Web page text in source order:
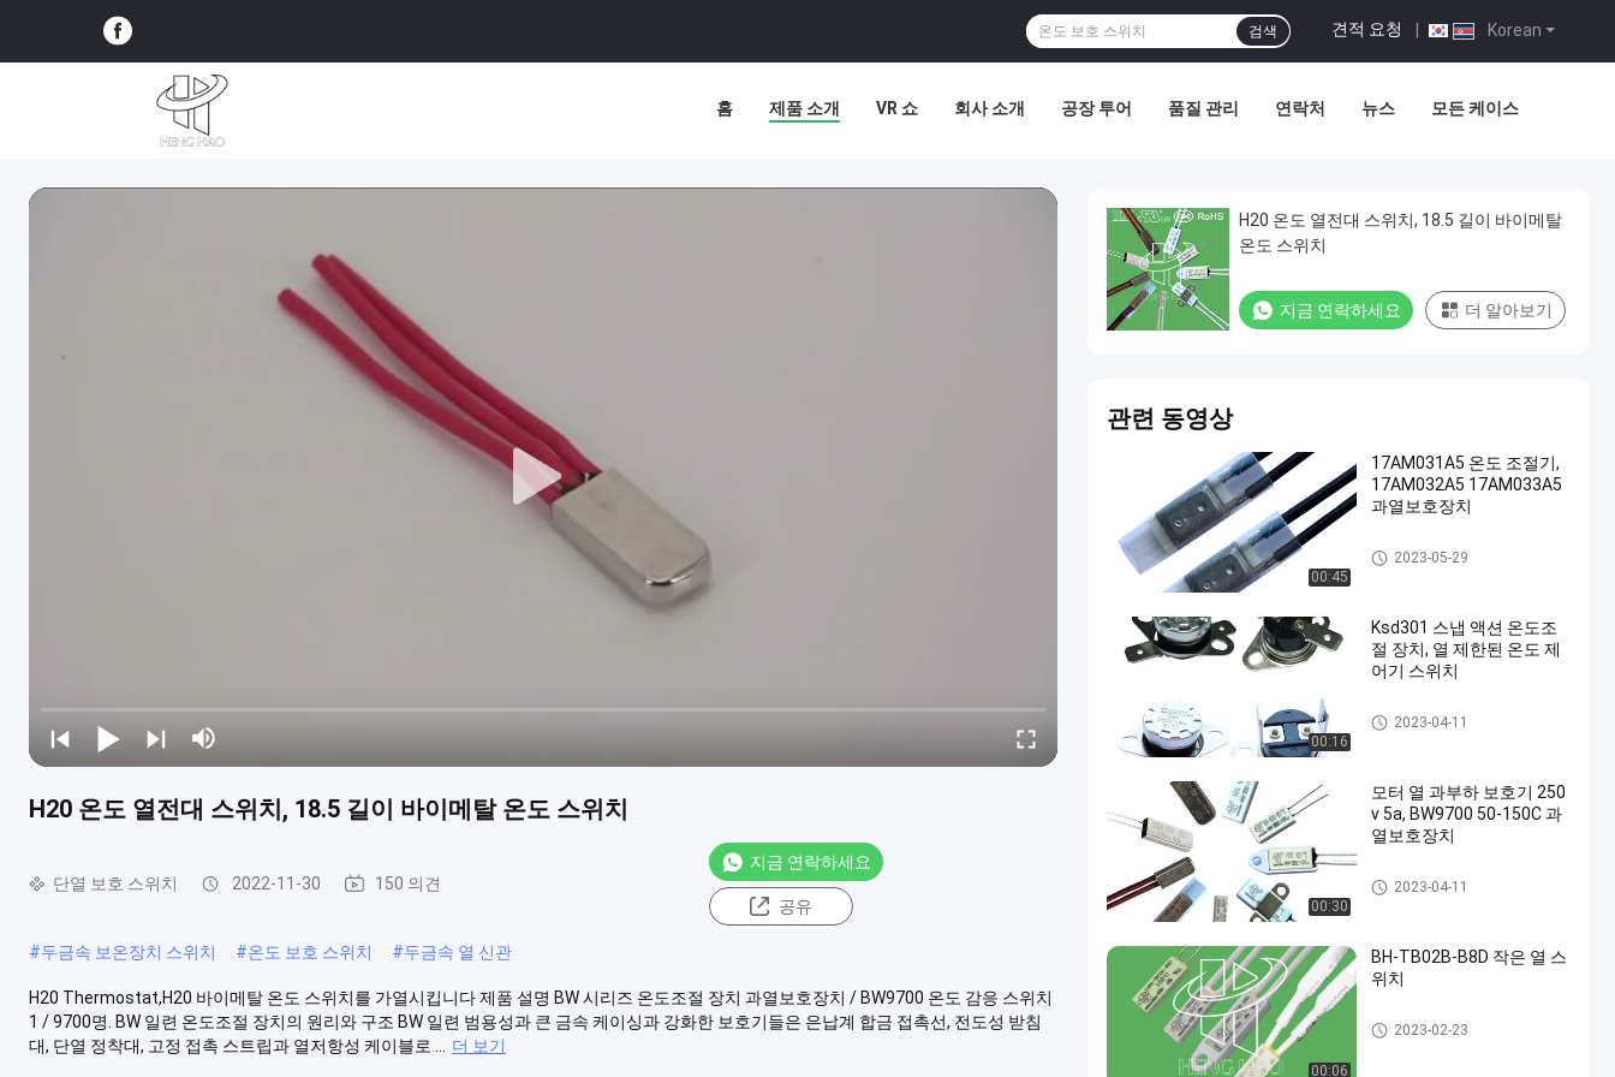
Korean
견적 요청
검색
홈 제품 소개 VR 쇼 회사 소개 공장 투어 품질 관리 연락처 뉴스 모든 케이스
H20 온도 열전대 스위치, 18.5 길이 바이메탈 온도 스위치
단열 보호 스위치 2022-11-30 150 의견
지금 연락하세요
공유
#두금속 보온장치 스위치 #온도 보호 스위치 #두금속 열 신관
H20 Thermostat,H20 바이메탈 온도 스위치를 가열시킵니다 제품 설명 BW 시리즈 온도조절 장치 과열보호장치 / BW9700 온도 감응 스위치
1 / 9700명. BW 일련 온도조절 장치의 원리와 구조 BW 일련 범용성과 큰 금속 케이싱과 강화한 보호기들은 은납계 합금 접촉선, 전도성 받침
대, 단열 정착대, 고정 접촉 스트립과 열저항성 케이블로 ...
더 보기
H20 온도 열전대 스위치, 18.5 길이 바이메탈
온도 스위치
지금 연락하세요 더 알아보기
관련 동영상
00:45
17AM031A5 온도 조절기,
17AM032A5 17AM033A5
과열보호장치
17AM 열 보호자
2023-05-29
00:16
Ksd301 스냅 액션 온도조
절 장치, 열 제한된 온도 제
어기 스위치
KSD301 바이메탈 보온장치
2023-04-11
00:30
모터 열 과부하 보호기 250
v 5a, BW9700 50-150C 과
열보호장치
KSD301 바이메탈 보온장치
2023-04-11
00:06
BH-TB02B-B8D 작은 열 스
위치
소형 열 스위치
2023-02-23